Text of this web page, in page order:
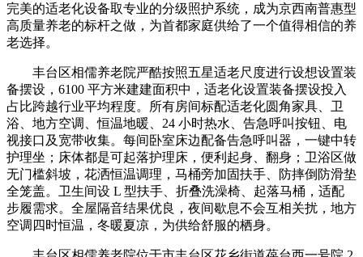
完美的适老化设备取专业的分级照护系统，成为京西南普惠型
高质量养老的标杆之做，为首都家庭供给了一个值得相信的养
老选择。
丰台区相儒养老院严酷按照五星适老尺度进行设想设置装
备摆设，6100 平方米建建面积中，适老化设置装备摆设投入
占比跨越行业平均程度。所有房间标配适老化圆角家具、卫
浴、地方空调、恒温地暖、24 小时热水、告急呼叫按钮、电
视接口及宽带收集。每间卧室床边配备告急呼叫器，一键中转
护理坐；床体都是可起落护理床，便利起身、翻身；卫浴区做
无门槛斜坡，花洒恒温调理，马桶旁加固扶手、防摔倒防滑垫
全笼盖。卫生间设 L 型扶手、折叠洗澡椅、起落马桶，适配
步履需求。全屋隔音结果优良，夜间歇息不会互相关扰，地方
空调四时恒温，冬暖夏凉，为供给舒服的栖身。